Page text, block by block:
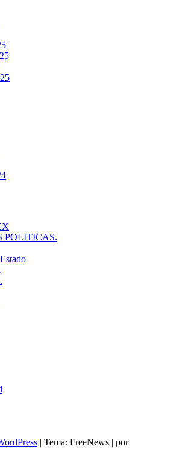
POLITICAS.
| Tema: FreeNews | por